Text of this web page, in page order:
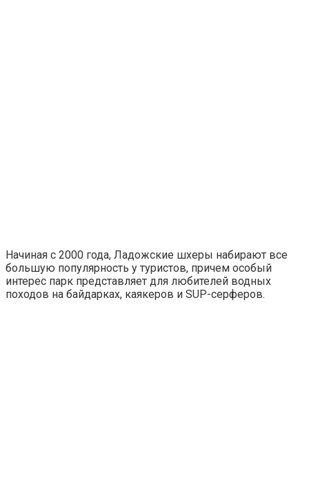
Начиная с 2000 года, Ладожские шхеры набирают все
большую популярность у туристов, причем особый
интерес парк представляет для любителей водных
походов на байдарках, каякеров и SUP-серферов.